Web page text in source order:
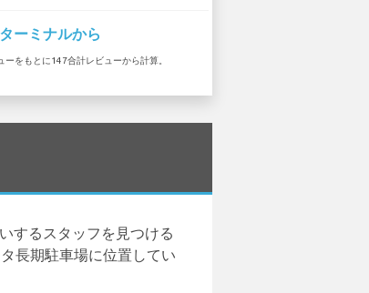
ターミナルから
ーをもとに147合計レビューから計算。
するスタッフを見つける
長期駐車場に位置してい